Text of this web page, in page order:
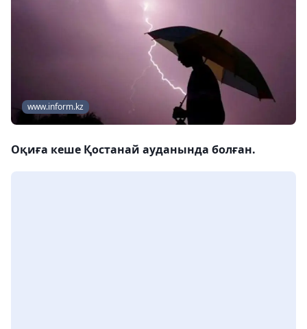
www.inform.kz
Оқиға кеше Қостанай ауданында болған.